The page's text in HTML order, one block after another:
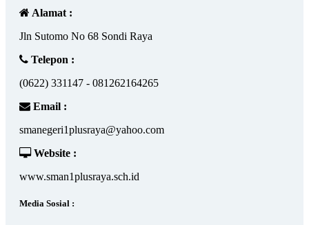
Alamat :
Jln Sutomo No 68 Sondi Raya
Telepon :
(0622) 331147 - 081262164265
Email :
smanegeri1plusraya@yahoo.com
Website :
www.sman1plusraya.sch.id
Media Sosial :